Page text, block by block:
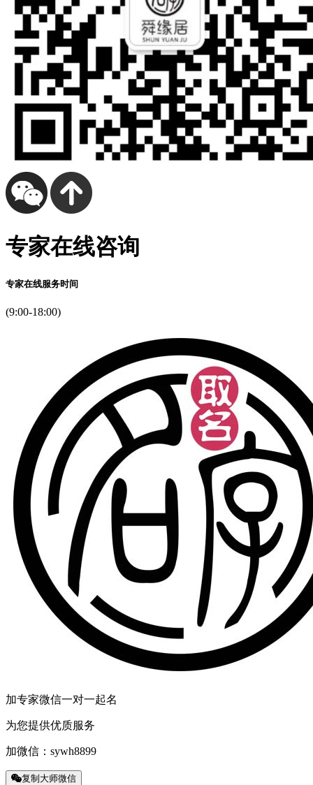
专家在线咨询
专家在线服务时间
(9:00-18:00)
加专家微信一对一起名
为您提供优质服务
加微信： sywh8899
复制大师微信